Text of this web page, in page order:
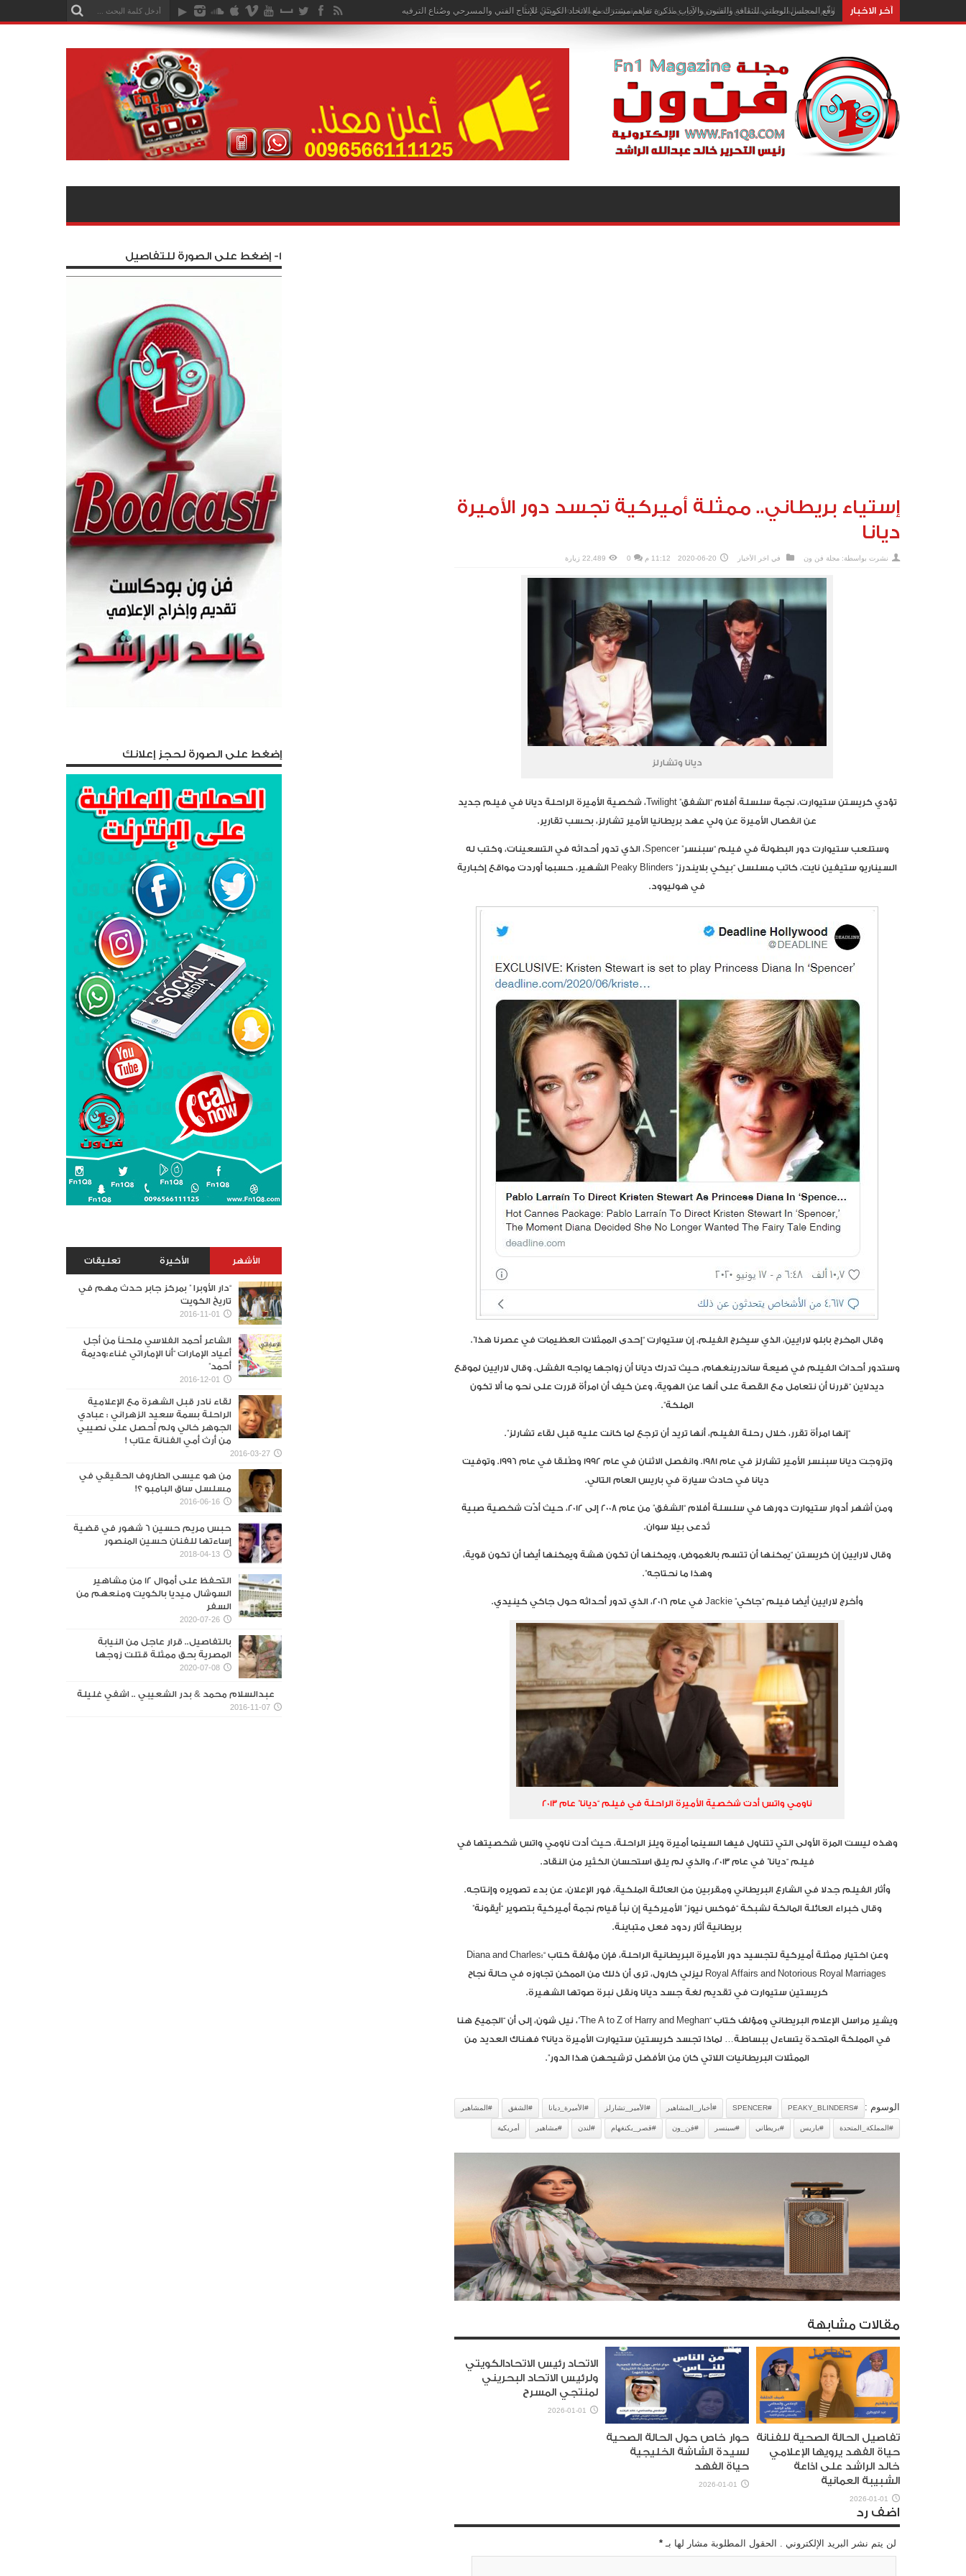
آخر الاخبار وقّع المجلس الوطني للثقافة والفنون والآداب مذكرة تفاهم مشترك مع الاتحاد الكويتي للإنتاج الفني والمسرحي وصُناع الترفيه
إستياء بريطاني.. ممثلة أميركية تجسد دور الأميرة
ديانا
نشرت بواسطة: مجلة فن ون في اخر الأخبار 2020-06-20 11:12 م 0 22,489 زيارة
ديانا وتشارلز
تؤدي كريستن ستيوارت، نجمة سلسلة أفلام “الشفق” Twilight، شخصية الأميرة الراحلة ديانا في فيلم جديد
عن انفصال الأميرة عن ولي عهد بريطانيا الأمير تشارلز، بحسب تقارير.
وستلعب ستيوارت دور البطولة في فيلم “سبنسر” Spencer، الذي تدور أحداثه في التسعينات، وكتب له
السيناريو ستيفين نايت، كاتب مسلسل “بيكي بلايندرز” Peaky Blinders الشهير، حسبما أوردت مواقع إخبارية
في هوليوود.
وقال المخرج بابلو لارايين، الذي سيخرج الفيلم، إن ستيوارت “إحدى الممثلات العظيمات في عصرنا هذا”.
وستدور أحداث الفيلم في ضيعة ساندرينغهام، حيث تدرك ديانا أن زواجها يواجه الفشل. وقال لارايين لموقع
ديدلاين “قررنا أن نتعامل مع القصة على أنها عن الهوية، وعن كيف أن امرأة قررت على نحو ما ألا تكون
الملكة”.
“إنها امرأة تقرر، خلال رحلة الفيلم، أنها تريد أن ترجع لما كانت عليه قبل لقاء تشارلز”.
وتزوجت ديانا سبنسر الأمير تشارلز في عام 1981. وانفصل الاثنان في عام 1992 وطُلقا في عام 1996. وتوفيت
ديانا في حادث سيارة في باريس العام التالي.
ومن أشهر أدوار ستيوارت دورها في سلسلة أفلام “الشفق” من عام 2008 إلى 2012، حيث أدّت شخصية صبية
تُدعى بيلا سوان.
وقال لارايين إن كريستن “يمكنها أن تتسم بالغموض، ويمكنها أن تكون هشة ويمكنها أيضا أن تكون قوية،
وهذا ما نحتاجه”.
وأخرج لارايين أيضا فيلم “جاكي” Jackie في عام 2016، الذي تدور أحداثه حول جاكي كينيدي.
ناومي واتس أدت شخصية الأميرة الراحلة في فيلم “ديانا” عام 2013
وهذه ليست المرة الأولى التي تتناول فيها السينما أميرة ويلز الراحلة، حيث أدت ناومي واتس شخصيتها في
فيلم “ديانا” في عام 2013، والذي لم يلق استحسان الكثير من النقاد.
وأثار الفيلم جدلا في الشارع البريطاني ومقربين من العائلة الملكية، فور الإعلان، عن بدء تصويره وإنتاجه.
وقال خبراء العائلة المالكة لشبكة “فوكس نيوز” الأميركية إن نبأ قيام نجمة أميركية بتصوير “أيقونة”
بريطانية أثار ردود فعل متباينة.
وعن اختيار ممثلة أميركية لتجسيد دور الأميرة البريطانية الراحلة، فإن مؤلفة كتاب “Diana and Charles:
Royal Affairs and Notorious Royal Marriages ليزلي كارول، ترى أن ذلك من الممكن تجاوزه في حالة نجاح
كريستين ستيوارت في تقديم لغة جسد ديانا ونقل نبرة صوتها الشهيرة.
ويشير مراسل الإعلام البريطاني ومؤلف كتاب “The A to Z of Harry and Meghan”، نيل شون، إلى أن “الجميع هنا
في المملكة المتحدة يتساءل ببساطة… لماذا تجسد كريستين ستيوارت الأميرة ديانا؟ فهناك العديد من
الممثلات البريطانيات اللاتي كان من الأفضل ترشيحهن هذا الدور”.
الوسوم : #PEAKY_BLINDERS
#SPENCER #أخبار_المشاهير #الأمير_تشارلز #الأميرة_ديانا #الشفق #المشاهير
#المملكة_المتحدة #باريس #بريطاني #سبنسر #فن_ون #قصر_بكنغهام #لندن #مشاهير أمريكية
مقالات مشابهة
تفاصيل الحالة الصحية للفنانة
حياة الفهد يرويها الإعلامي
خالد الراشد على اذاعة
الشبيبة العمانية
2026-01-01
حوار خاص حول الحالة الصحية
لسيدة الشاشة الخليجية
حياة الفهد
2026-01-01
الاتحاد رئيس الاتحادالكويتي
ولرئيس الاتحاد البحريني
لمنتجي المسرح
2026-01-01
اضف رد
لن يتم نشر البريد الإلكتروني . الحقول المطلوبة مشار لها بـ *
1- إضغط على الصورة للتفاصيل
إضغط على الصورة لحجز إعلانك
الأشهر الأخيرة تعليقات
“دار الأوبرا ” بمركز جابر حدث مهم في
تاريخ الكويت
2016-11-01
الشاعر أحمد الفلاسي ملحناً من أجل
أعياد الإمارات “أنا الإماراتي غناء:وديمة
أحمد”
2016-12-01
لقاء نادر قبل الشهرة مع الإعلامية
الراحلة بسمة سعيد الزهراني : عبادي
الجوهر خالي ولم أحصل على نصيبي
من أرث أمي الفنانة عتاب !
2016-03-27
من هو عيسى الطاروف الحقيقي في
مسلسل ساق البامبو ؟!
2016-06-16
حبس مريم حسين 6 شهور في قضية
إساءتها للفنان حسين المنصور‎
2018-04-13
التحفظ على أموال 12 من مشاهير
السوشال ميديا بالكويت ومنعهم من
السفر
2020-07-26
بالتفاصيل.. قرار عاجل من النيابة
المصرية بحق ممثلة قتلت زوجها
2020-07-08
عبدالسلام محمد & بدر الشعيبي .. اشفي غليلة
2016-11-07